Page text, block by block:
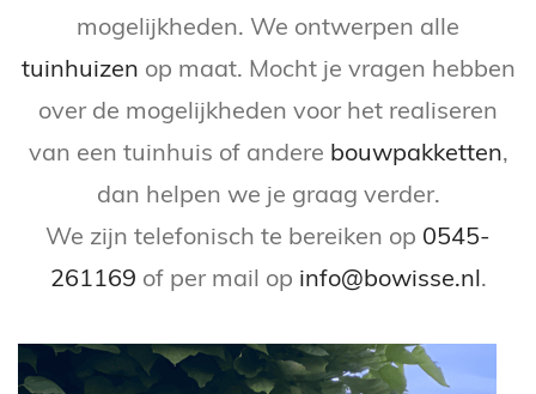
mogelijkheden. We ontwerpen alle
tuinhuizen op maat. Mocht je vragen hebben
over de mogelijkheden voor het realiseren
van een tuinhuis of andere bouwpakketten,
dan helpen we je graag verder.
We zijn telefonisch te bereiken op 0545-
261169 of per mail op info@bowisse.nl.